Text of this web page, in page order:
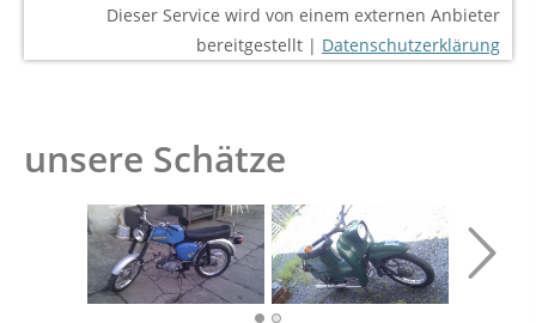
Dieser Service wird von einem externen Anbieter
bereitgestellt | Datenschutzerklärung
unsere Schätze